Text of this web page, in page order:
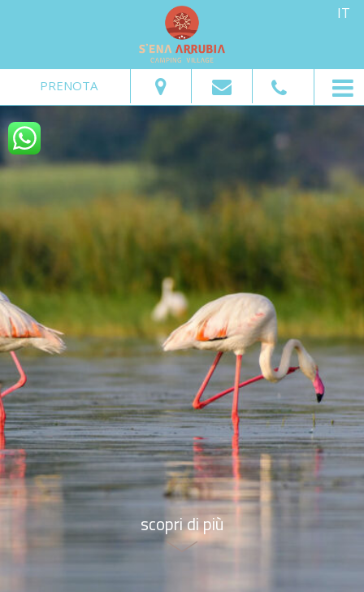
IT
PRENOTA
Adulti: Bambini:
Verifica disponibilità
Richiedi preventivo
scopri di più